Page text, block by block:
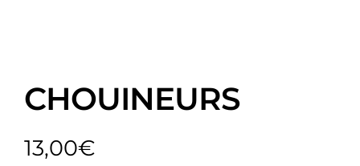
CHOUINEURS
13,00€